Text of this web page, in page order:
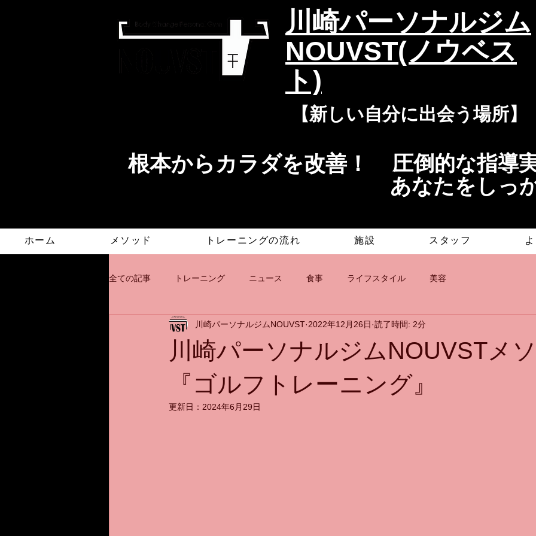
​川崎パーソナルジム
NOUVST(ノウベス
ト)
​​【新しい自分に出会う場所】
​根本からカラダを改善！​​
圧倒的な指導
あなたをしっ
ホーム メソッド トレーニングの流れ 施設 スタッフ
全ての記事 トレーニング ニュース 食事 ライフスタイル 美容
川崎パーソナルジムNOUVSTメ
『ゴルフトレーニング』
川崎パーソナルジムNOUVST 2022年12月26日 読了時間: 2分
更新日： 2024年6月29日